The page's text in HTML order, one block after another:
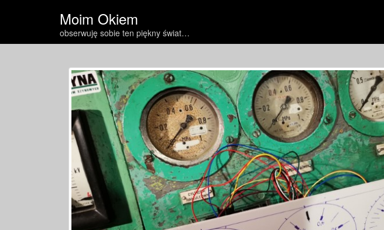
Moim Okiem
obserwuję sobie ten piękny świat…